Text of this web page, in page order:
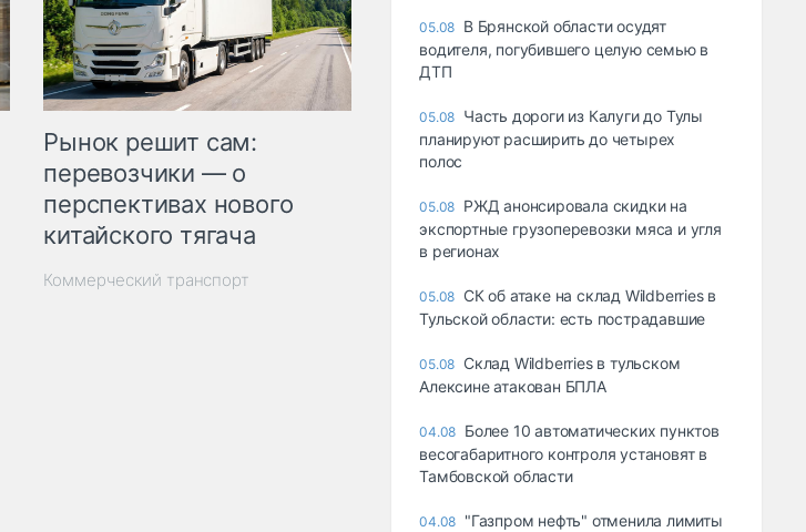
Рынок решит сам:
перевозчики — о
перспективах нового
китайского тягача
Коммерческий транспорт
05.08 В Брянской области осудят
водителя, погубившего целую семью в
ДТП
05.08 Часть дороги из Калуги до Тулы
планируют расширить до четырех
полос
05.08 РЖД анонсировала скидки на
экспортные грузоперевозки мяса и угля
в регионах
05.08 СК об атаке на склад Wildberries в
Тульской области: есть пострадавшие
05.08 Склад Wildberries в тульском
Алексине атакован БПЛА
04.08 Более 10 автоматических пунктов
весогабаритного контроля установят в
Тамбовской области
04.08 "Газпром нефть" отменила лимиты